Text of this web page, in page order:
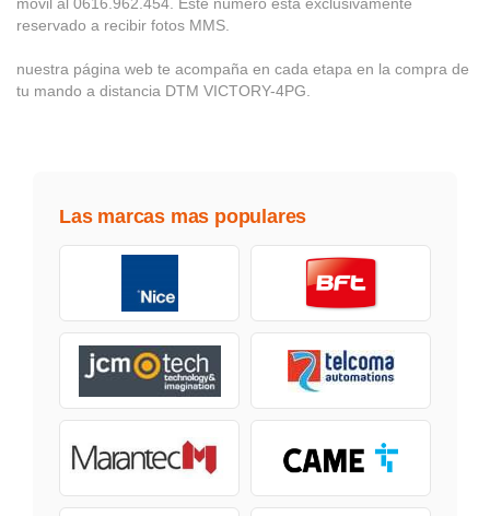
móvil al 0616.962.454. Este número está exclusivamente
reservado a recibir fotos MMS.
nuestra página web te acompaña en cada etapa en la compra de
tu mando a distancia DTM VICTORY-4PG.
Las marcas mas populares